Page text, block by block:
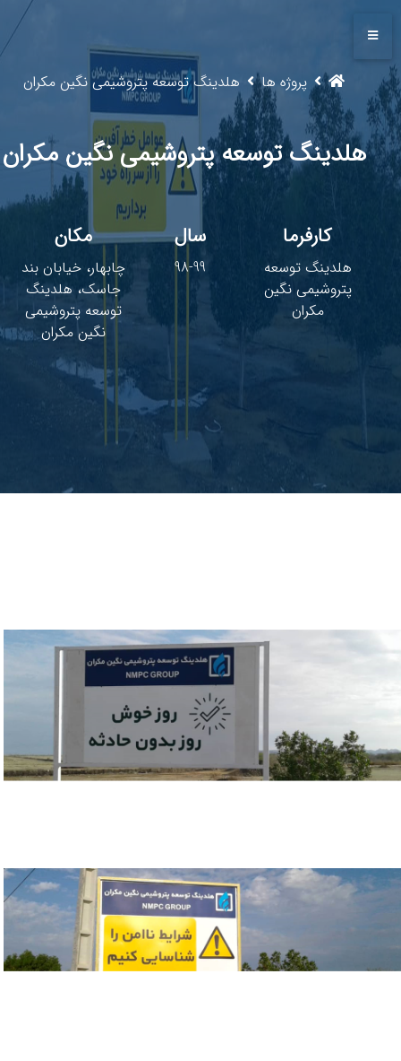
پروژه ها هلدینگ توسعه پتروشیمی نگین مکران
هلدینگ توسعه پتروشیمی نگین مکران
کارفرما
هلدینگ توسعه
پتروشیمی نگین
مکران
سال
98-99
مکان
چابهار، خیابان بند
جاسک، هلدینگ
توسعه پتروشیمی
نگین مکران